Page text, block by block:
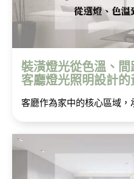
裝潢燈光從色溫、
客廳燈光照明設計的
客廳作為家中的核心區域，